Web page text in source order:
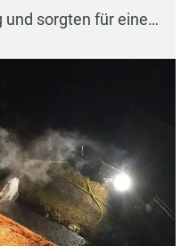
und sorgten für eine…